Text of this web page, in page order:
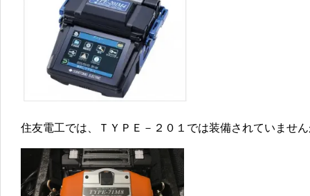
住友電工では、ＴＹＰＥ－２０１では装備されていませ